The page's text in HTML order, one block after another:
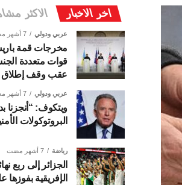
اخر الاخبار الاكثر
عربي ودولي 7 أشهر مضت
مخرجات قمة
قوات متعددة
عقب وقف إطلاق
عربي ودولي 7 أشهر مضت
ويتكوف: “أنجزنا
البروتوكولات
رياضة 7 أشهر مضت
الجزائر إلى ربع
الإفريقية